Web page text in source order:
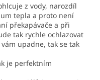
z vody, narozdíl
tepla a proto není
překapávače a při
tak rychle ochlazovat
upadne, tak se tak
je perfektním